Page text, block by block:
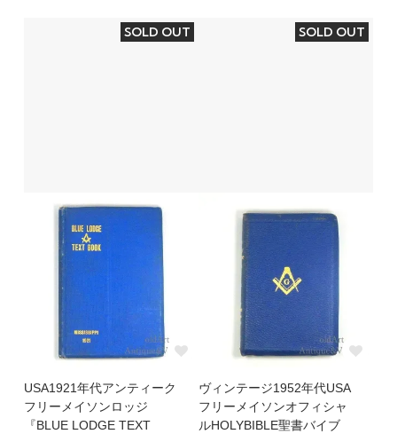
SOLD OUT
USA1921年代アンティーク
フリーメイソンロッジ
『BLUE LODGE TEXT
SOLD OUT
ヴィンテージ1952年代USA
フリーメイソンオフィシャ
ルHOLYBIBLE聖書バイブ